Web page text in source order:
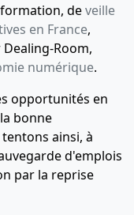
deveille
en France,
Room,
numérique.
opportunités en
bonne
ainsi, à
d'emplois
par la reprise